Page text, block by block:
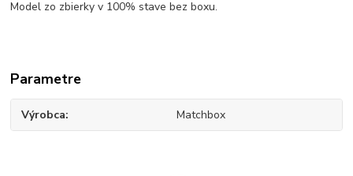
Model zo zbierky v 100% stave bez boxu.
Parametre
Výrobca Matchbox